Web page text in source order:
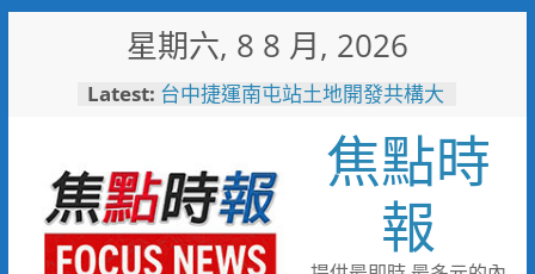
星期六, 8 8 月, 2026
Latest: 台中捷運南屯站土地開發共構大
新地標實現軌道經濟願景
警友辦事處大力相挺！岡山分局
送上「父親節」暖心祝福
守望相助的暖心守護 湖內警消
聯手破門化解獨居翁的危機
歡慶父親節！《台中通
焦點時
報